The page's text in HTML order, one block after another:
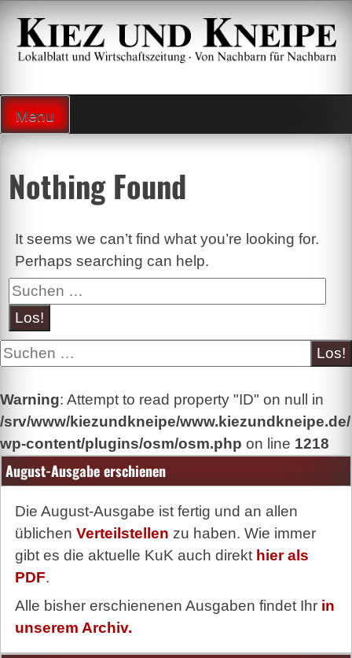
Zum
Inhalt
springen
Menu
Nothing Found
It seems we can’t find what you’re looking for.
Perhaps searching can help.
Suche
Suche
Warning: Attempt to read property "ID" on null in
/srv/www/kiezundkneipe/www.kiezundkneipe.de/
wp-content/plugins/osm/osm.php on line 1218
August-Ausgabe erschienen
Die August-Ausgabe ist fertig und an allen
üblichen Verteilstellen zu haben. Wie immer
gibt es die aktuelle KuK auch direkt hier als
PDF.
Alle bisher erschienenen Ausgaben findet Ihr in
unserem Archiv.